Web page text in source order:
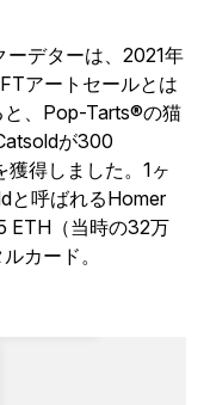
デターは、2021年
アートセールとは
と、Pop-Tarts®の猫
soldが300
得しました。1ヶ
と呼ばれるHomer
ETH（当時の32万
カード。